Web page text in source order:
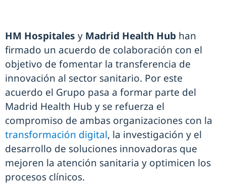
HM Hospitales y Madrid Health Hub han
firmado un acuerdo de colaboración con el
objetivo de fomentar la transferencia de
innovación al sector sanitario. Por este
acuerdo el Grupo pasa a formar parte del
Madrid Health Hub y se refuerza el
compromiso de ambas organizaciones con la
transformación digital, la investigación y el
desarrollo de soluciones innovadoras que
mejoren la atención sanitaria y optimicen los
procesos clínicos.